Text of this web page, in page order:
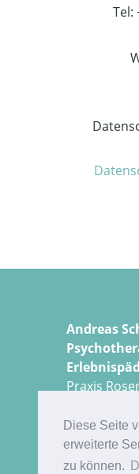
Diese Seite
erweiterte
zu können.
Tel:
Andreas
Praxis
3340
Tel:0680
E-Mail: